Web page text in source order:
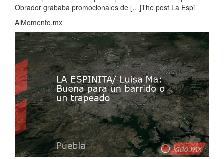
Obrador grababa promocionales de […]The post La Espi
AlMomento.mx